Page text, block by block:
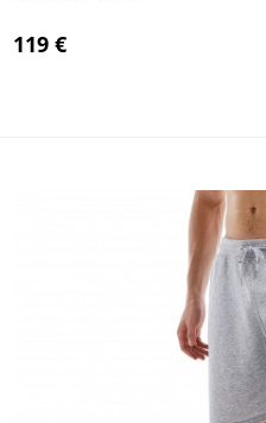
119 €